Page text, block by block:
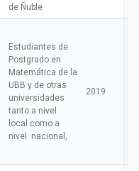
de Ñuble
Estudiantes de
Postgrado en
Matemática de la
UBB y de otras
universidades
tanto a nivel
local como a
nivel nacional,
2019